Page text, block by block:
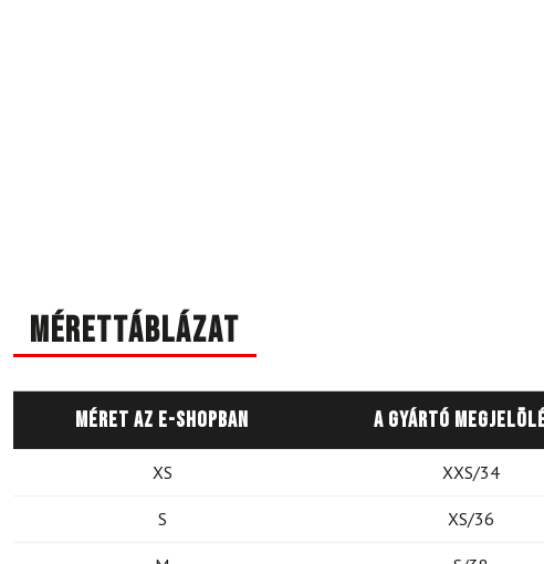
Mérettáblázat
Méret az e-shopban A gyártó
XS XXS/34
S XS/36